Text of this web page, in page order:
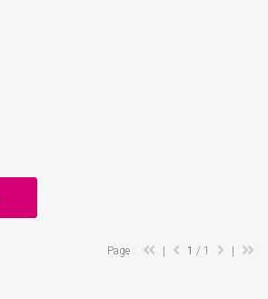
Page : 1 / 1